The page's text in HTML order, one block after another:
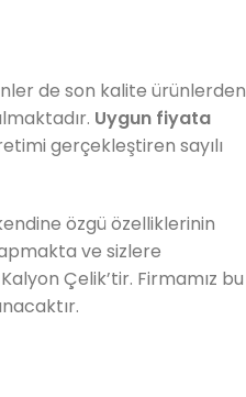
de son kalite ürünlerden
Uygun fiyata
gerçekleştiren sayılı
özgü özelliklerinin
ve sizlere
Çelik’tir. Firmamız bu